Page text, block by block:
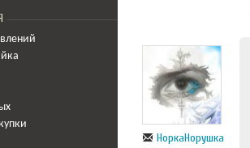
НоркаНорушка